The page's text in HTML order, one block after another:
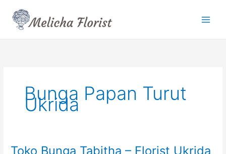
konten
Bunga Papan Turut
Ukrida
Toko Bunga Tabitha – Florist Ukrida
Toko